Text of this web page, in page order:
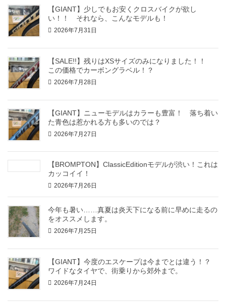
【GIANT】少しでもお安くクロスバイクが欲し
い！！ それなら、こんなモデルも！
2026年7月31日
【SALE!!】残りはXSサイズのみになりました！！
この価格でカーボングラベル！？
2026年7月28日
【GIANT】ニューモデルはカラーも豊富！ 落ち着い
た青色は惹かれる方も多いのでは？
2026年7月27日
【BROMPTON】ClassicEditionモデルが渋い！これは
カッコイイ！
2026年7月26日
今年も暑い……真夏は炎天下になる前に早めに走るの
をオススメします。
2026年7月25日
【GIANT】今度のエスケープは今までとは違う！？
ワイドなタイヤで、街乗りから郊外まで。
2026年7月24日